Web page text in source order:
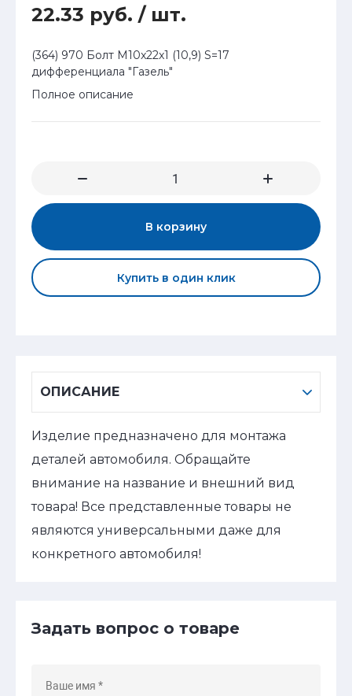
22.33 руб. / шт.
(364) 970 Болт М10x22x1 (10,9) S=17
дифференциала "Газель"
Полное описание
В корзину
Купить в один клик
ОПИСАНИЕ
Изделие предназначено для монтажа
деталей автомобиля. Обращайте
внимание на название и внешний вид
товара! Все представленные товары не
являются универсальными даже для
конкретного автомобиля!
Задать вопрос о товаре